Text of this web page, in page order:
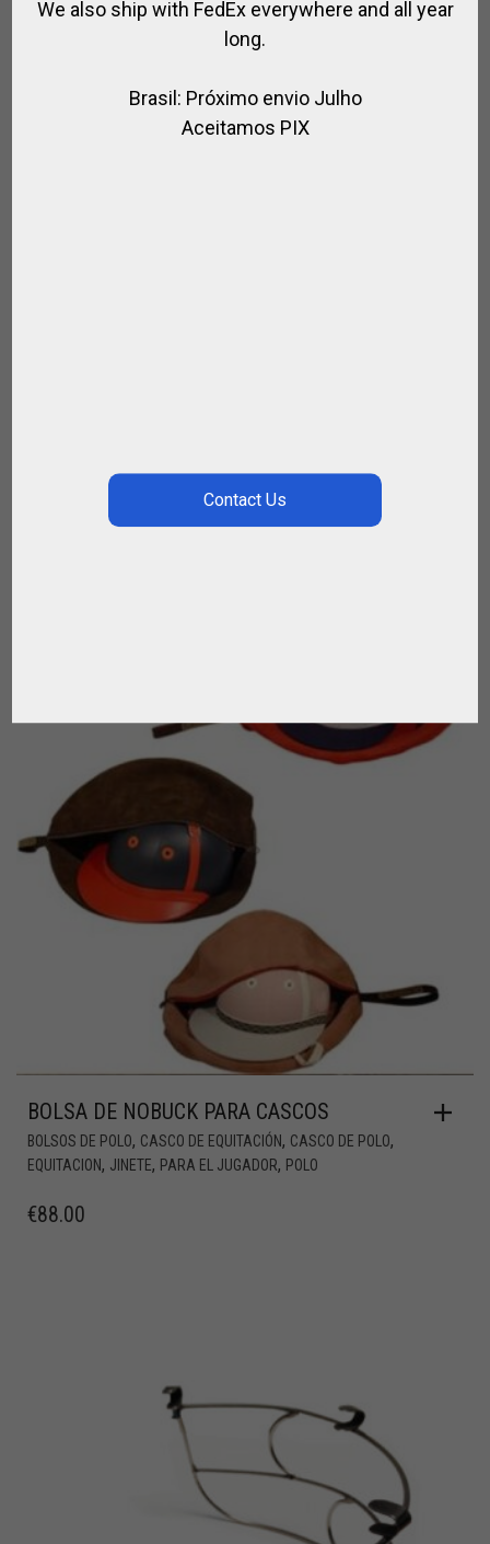
BOLSA DE NOBUCK PARA CASCOS
BOLSOS DE POLO, CASCO DE EQUITACIÓN, CASCO DE POLO,
EQUITACION, JINETE, PARA EL JUGADOR, POLO
€88.00
We also ship with FedEx everywhere and all year
long.
Brasil: Próximo envio Julho
Aceitamos PIX